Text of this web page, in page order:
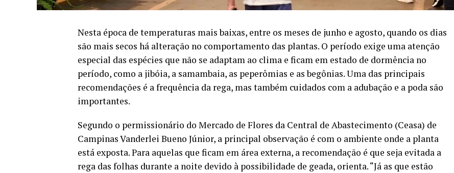
Nesta época de temperaturas mais baixas, entre os meses de junho e agosto, quando os dias
são mais secos há alteração no comportamento das plantas. O período exige uma atenção
especial das espécies que não se adaptam ao clima e ficam em estado de dormência no
período, como a jibóia, a samambaia, as peperômias e as begônias. Uma das principais
recomendações é a frequência da rega, mas também cuidados com a adubação e a poda são
importantes.
Segundo o permissionário do Mercado de Flores da Central de Abastecimento (Ceasa) de
Campinas Vanderlei Bueno Júnior, a principal observação é com o ambiente onde a planta
está exposta. Para aquelas que ficam em área externa, a recomendação é que seja evitada a
rega das folhas durante a noite devido à possibilidade de geada, orienta. “Já as que estão